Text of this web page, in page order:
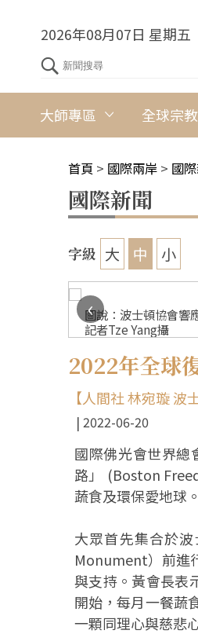
2026年08月07日 星期五
大師專區 全球宗教
首頁 > 國際兩岸 > 國
國際新聞
字級 大 中 小
圖說：波士頓協會響
記者Tze Yang攝
‹
2022年全球
【人間社 林宛璇 波
2022-06-20
國際佛光會世界總
路」 (Boston
蔬食及環保愛地球。
大眾首先集合於
Monument）前進
與支持。黃會長表
開始，每月一餐蔬
一顆同理心與慈悲